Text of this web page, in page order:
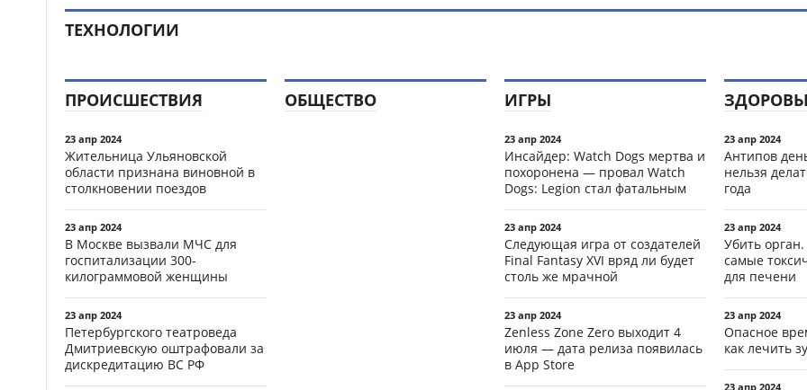
ТЕХНОЛОГИИ
ПРОИСШЕСТВИЯ
23 апр 2024
Жительница Ульяновской
области признана виновной в
столкновении поездов
23 апр 2024
В Москве вызвали МЧС для
госпитализации 300-
килограммовой женщины
23 апр 2024
Петербургского театроведа
Дмитриевскую оштрафовали за
дискредитацию ВС РФ
ОБЩЕСТВО ИГРЫ
23 апр 2024
Инсайдер: Watch Dogs мертва и
похоронена — провал Watch
Dogs: Legion стал фатальным
23 апр 2024
Следующая игра от создателей
Final Fantasy XVI вряд ли будет
столь же мрачной
23 апр 2024
Zenless Zone Zero выходит 4
июля — дата релиза появилась
в App Store
23 апр 2024
Антипов
нельзя
года
23 апр 2024
Убить
самые
для печени
23 апр 2024
Опасное
как лечить
23 апр 2024